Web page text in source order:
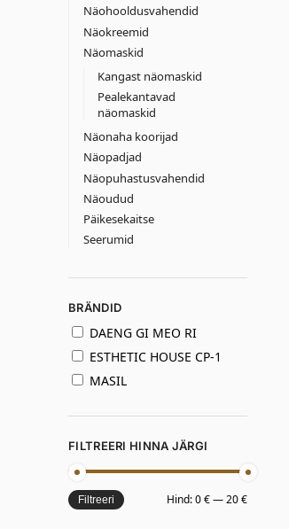
Näohooldusvahendid
Näokreemid
Näomaskid
Kangast näomaskid
Pealekantavad
näomaskid
Näonaha koorijad
Näopadjad
Näopuhastusvahendid
Näoudud
Päikesekaitse
Seerumid
BRÄNDID
DAENG GI MEO RI
ESTHETIC HOUSE CP-1
MASIL
FILTREERI HINNA JÄRGI
Filtreeri Hind:0 €—20 €